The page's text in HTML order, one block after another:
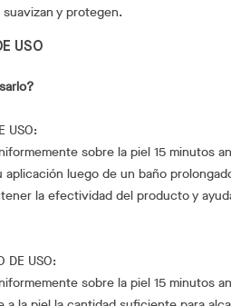
suavizan y protegen.
USO
USO:
sobre la piel 15 minutos
aplicación luego de un baño
la efectividad del producto y
DE USO:
sobre la piel 15 minutos